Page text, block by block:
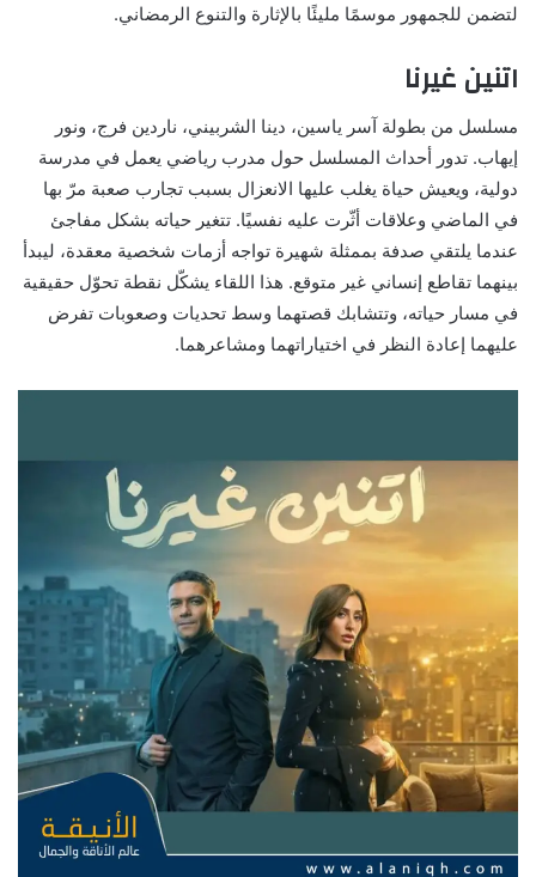
لتضمن للجمهور موسمًا مليئًا بالإثارة والتنوع الرمضاني.
اتنين غيرنا
مسلسل من بطولة آسر ياسين، دينا الشربيني، ناردين فرج، ونور
إيهاب. تدور أحداث المسلسل حول مدرب رياضي يعمل في مدرسة
دولية، ويعيش حياة يغلب عليها الانعزال بسبب تجارب صعبة مرّ بها
في الماضي وعلاقات أثّرت عليه نفسيًا. تتغير حياته بشكل مفاجئ
عندما يلتقي صدفة بممثلة شهيرة تواجه أزمات شخصية معقدة، ليبدأ
بينهما تقاطع إنساني غير متوقع. هذا اللقاء يشكّل نقطة تحوّل حقيقية
في مسار حياته، وتتشابك قصتهما وسط تحديات وصعوبات تفرض
عليهما إعادة النظر في اختياراتهما ومشاعرهما.